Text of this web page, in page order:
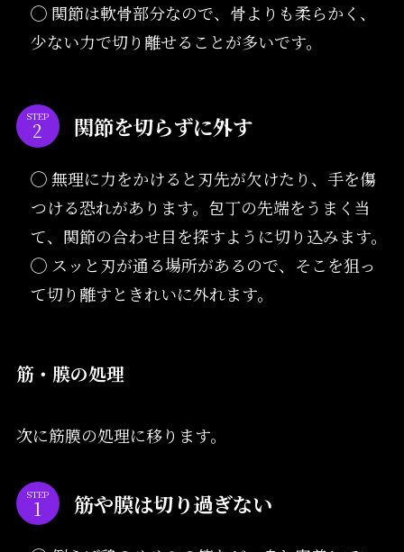
◯ 関節は軟骨部分なので、骨よりも柔らかく、
少ない力で切り離せることが多いです。
STEP 関節を切らずに外す
◯ 無理に力をかけると刃先が欠けたり、手を傷
つける恐れがあります。包丁の先端をうまく当
て、関節の合わせ目を探すように切り込みます。
◯ スッと刃が通る場所があるので、そこを狙っ
て切り離すときれいに外れます。
筋・膜の処理
次に筋膜の処理に移ります。
STEP 筋や膜は切り過ぎない